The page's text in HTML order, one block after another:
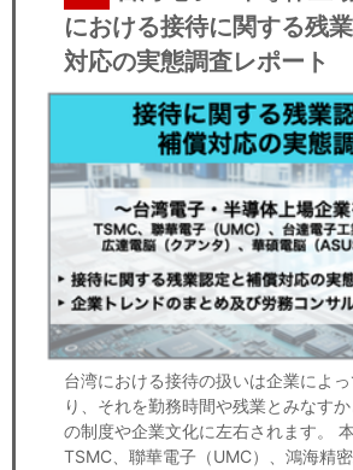
における接待に関する残
対応の実態調査レポート
台湾における接待の扱いは企業によ
り、それを勤務時間や残業とみなす
の制度や企業文化に左右されます。
TSMC、聯華電子（UMC）、鴻海精